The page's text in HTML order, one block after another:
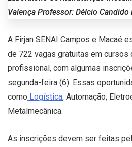
Valença Professor: Délcio
A Firjan SENAI Campos e Macaé
de 722 vagas gratuitas em cursos
profissional, com algumas
segunda-feira (6). Essas
como Logística, Automação,
Metalmecânica.
As inscrições devem ser feitas